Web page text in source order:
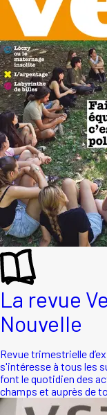
La revue
Nouvelle
Revue trimestrielle
s'intéresse à tous les
font le quotidien des
champs et auprès de